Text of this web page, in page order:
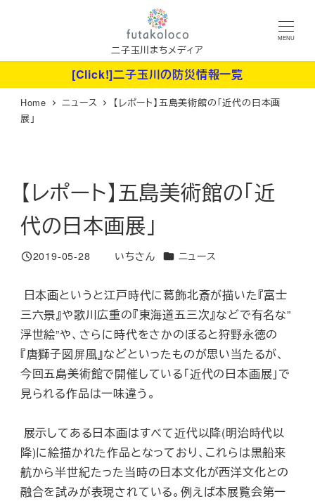
ン
二子玉川まちメディア
MENU
[Click!]二子玉川の防災情報一覧
Home ニュース
【レポート】五島美術館の「近代の日本画
展」
【レポート】五島美術館の「近
代の日本画展」
投稿日
2019-05-28 いちさん カテゴリー
ニュース
日本画というと江戸時代に葛飾北斎が描いた『富士
三六景』や歌川広重の『東海道五三次』などで有名な”
浮世絵”や、さらに時代をさかのぼると狩野永徳の
『唐獅子図屏風』などといったものが思い当たるが、
今回五島美術館で開催している「近代の日本画展」で
見られる作品は一味違う。
展示してある日本画はすべて近代以降(明治時代以
降)に絵描かれた作品となっており、これらは黒船来
航から半世紀たった当時の日本文化が西洋文化との
融合を試みが表現されている。例えば本展覧会第一